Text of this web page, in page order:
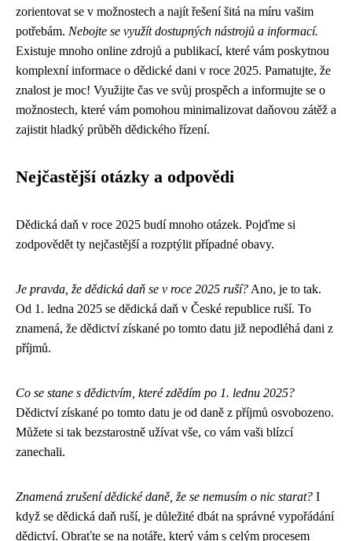
zorientovat se v možnostech a najít řešení šitá na míru vašim
potřebám. Nebojte se využít dostupných nástrojů a informací.
Existuje mnoho online zdrojů a publikací, které vám poskytnou
komplexní informace o dědické dani v roce 2025. Pamatujte, že
znalost je moc! Využijte čas ve svůj prospěch a informujte se o
možnostech, které vám pomohou minimalizovat daňovou zátěž a
zajistit hladký průběh dědického řízení.
Nejčastější otázky a odpovědi
Dědická daň v roce 2025 budí mnoho otázek. Pojďme si
zodpovědět ty nejčastější a rozptýlit případné obavy.
Je pravda, že dědická daň se v roce 2025 ruší? Ano, je to tak.
Od 1. ledna 2025 se dědická daň v České republice ruší. To
znamená, že dědictví získané po tomto datu již nepodléhá dani z
příjmů.
Co se stane s dědictvím, které zdědím po 1. lednu 2025?
Dědictví získané po tomto datu je od daně z příjmů osvobozeno.
Můžete si tak bezstarostně užívat vše, co vám vaši blízcí
zanechali.
Znamená zrušení dědické daně, že se nemusím o nic starat? I
když se dědická daň ruší, je důležité dbát na správné vypořádání
dědictví. Obraťte se na notáře, který vám s celým procesem